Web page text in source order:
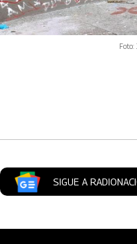
SIGUE A